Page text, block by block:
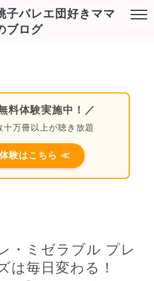
子バレエ団好きママ
ブログ
料体験実施中！／
万冊以上が聴き放題
験はこちら ≪
・ミゼラブル プレ
は毎日変わる！